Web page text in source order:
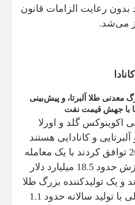
بدون رعایت الزامات قانون
می‌شد.
معدنی طلا آلبرتا، و پیش‌بینی
با جهش قیمت نفت
گلد و اورلا
و کانادایی هستند
امروز 13 مه 2026 توافق کردند با یک معامله
سهام‌محور به ارزش حدود 18.5 میلیارد دلار
و یک تولیدکننده بزرگ طلا
در آمریکای شمالی با تولید سالانه حدود 1.1